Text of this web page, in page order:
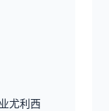
尤利西